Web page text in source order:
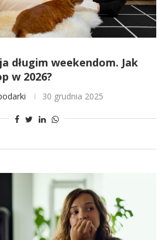
długim weekendom. Jak
w 2026?
30 grudnia 2025